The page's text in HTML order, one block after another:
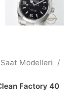
Saat Modelleri
Factory 40